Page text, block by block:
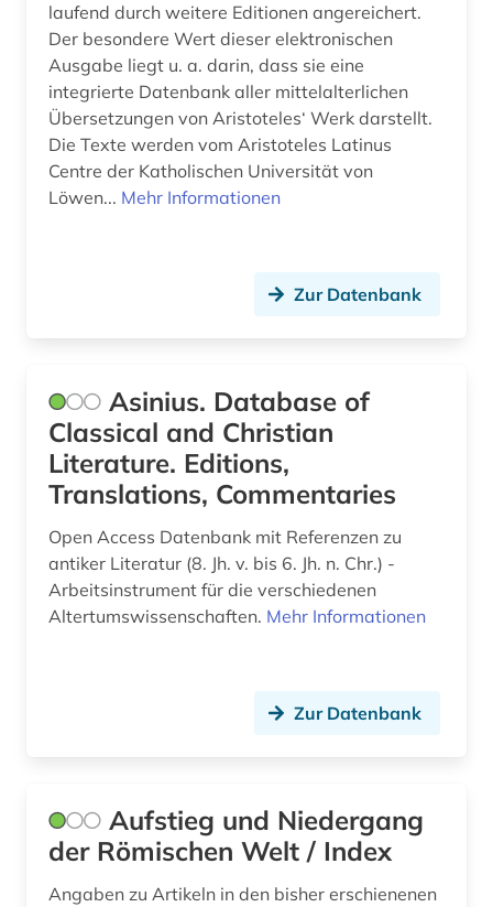
nachdichtung (1)
nachschlagewerk (1)
nag hammadi (1)
naher osten (1)
name (1)
nestle-aland (1)
neues testament (1)
neugriechische literatur (1)
neulatein (5)
niederlande großbritannien seekrieg (1)
niederlandistik (1)
online-publikation (3)
online-ressource (1)
laufend durch weitere Editionen angereichert.
Der besondere Wert dieser elektronischen
Ausgabe liegt u. a. darin, dass sie eine
integrierte Datenbank aller mittelalterlichen
Übersetzungen von Aristoteles‘ Werk darstellt.
Die Texte werden vom Aristoteles Latinus
Centre der Katholischen Universität von
Löwen... Mehr Informationen
Zur Datenbank
Asinius. Database of
Classical and Christian
Literature. Editions,
Translations, Commentaries
Open Access Datenbank mit Referenzen zu
antiker Literatur (8. Jh. v. bis 6. Jh. n. Chr.) -
Arbeitsinstrument für die verschiedenen
Altertumswissenschaften. Mehr Informationen
Zur Datenbank
Aufstieg und Niedergang
der Römischen Welt / Index
Angaben zu Artikeln in den bisher erschienenen